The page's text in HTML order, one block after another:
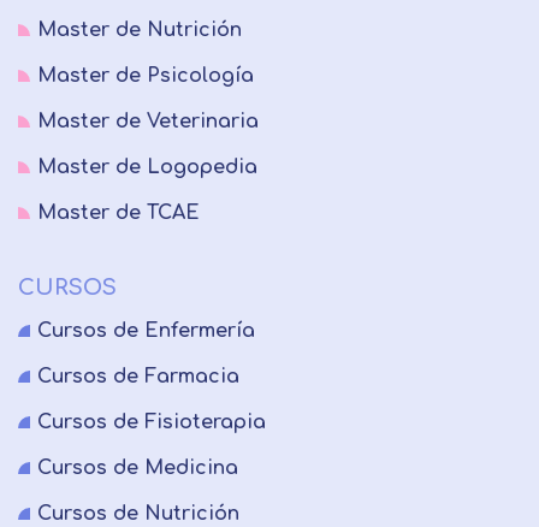
Master de Nutrición
Master de Psicología
Master de Veterinaria
Master de Logopedia
Master de TCAE
CURSOS
Cursos de Enfermería
Cursos de Farmacia
Cursos de Fisioterapia
Cursos de Medicina
Cursos de Nutrición